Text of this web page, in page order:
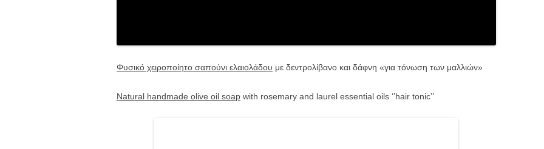
Φυσικό χειροποίητο σαπούνι ελαιολάδου με δεντρολίβανο και δάφνη «για τόνωση των μαλλιών»
Natural handmade olive oil soap with rosemary and laurel essential oils ‘’hair tonic’’